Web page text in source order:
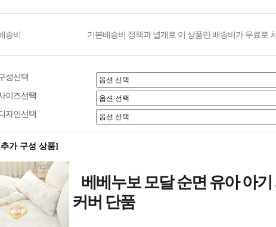
송비 기본배송비 정책과 별개로 이 상품만 배송비가 무료로
성선택
이즈선택
자인선택
가 구성 상품]
베베누보 모달 순면 유아 아
커버 단품